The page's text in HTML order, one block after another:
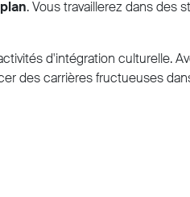
. Vous travaillerez dans des
d'intégration culturelle.
des carrières fructueuses